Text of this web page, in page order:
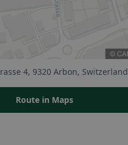
4, 9320 Arbon, Switzerland
Route in Maps